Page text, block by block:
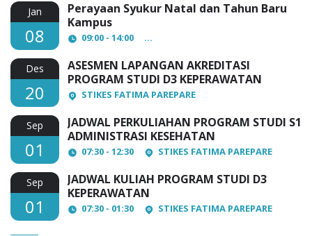
Jan
08
Perayaan Syukur Natal dan Tahun Baru
Kampus
09:00 - 14:00
Des
20
ASESMEN LAPANGAN AKREDITASI
PROGRAM STUDI D3 KEPERAWATAN
STIKES FATIMA PAREPARE
Sep
01
JADWAL PERKULIAHAN PROGRAM STUDI S1
ADMINISTRASI KESEHATAN
07:30 - 12:30 STIKES FATIMA PAREPARE
Sep
01
JADWAL KULIAH PROGRAM STUDI D3
KEPERAWATAN
07:30 - 01:30 STIKES FATIMA PAREPARE